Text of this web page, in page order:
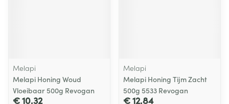
Melapi
Melapi Honing Woud
Vloeibaar 500g Revogan
€ 10,32
Melapi
Melapi Honing Tijm Zacht
500g 5533 Revogan
€ 12,84